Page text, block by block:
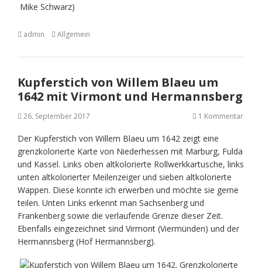
admin Allgemein
Kupferstich von Willem Blaeu um
1642 mit Virmont und Hermannsberg
26. September 2017 1 Kommentar
Der Kupferstich von Willem Blaeu um 1642 zeigt eine
grenzkolorierte Karte von Niederhessen mit Marburg, Fulda
und Kassel. Links oben altkolorierte Rollwerkkartusche, links
unten altkolorierter Meilenzeiger und sieben altkolorierte
Wappen. Diese konnte ich erwerben und möchte sie gerne
teilen. Unten Links erkennt man Sachsenberg und
Frankenberg sowie die verlaufende Grenze dieser Zeit.
Ebenfalls eingezeichnet sind Virmont (Viermünden) und der
Hermannsberg (Hof Hermannsberg).